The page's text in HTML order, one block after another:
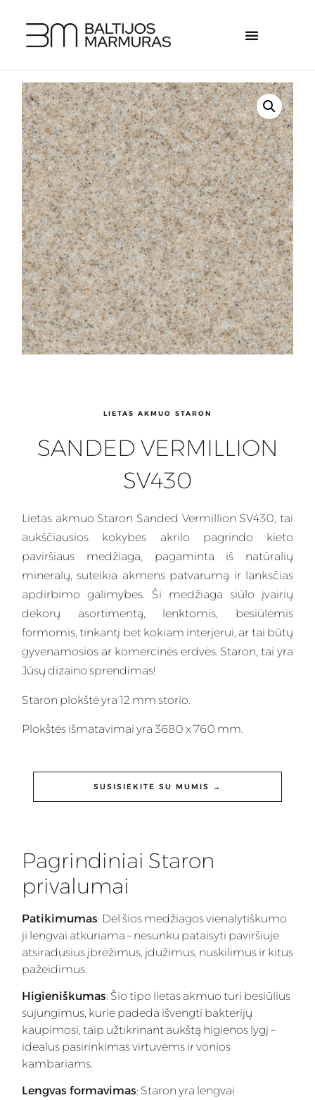
LIETAS AKMUO STARON
SANDED VERMILLION
SV430
Lietas akmuo Staron Sanded Vermillion SV430, tai
aukščiausios kokybės akrilo pagrindo kieto
paviršiaus medžiaga, pagaminta iš natūralių
mineralų, suteikia akmens patvarumą ir lanksčias
apdirbimo galimybes. Ši medžiaga siūlo įvairių
dekorų asortimentą, lenktomis, besiūlėmis
formomis, tinkantį bet kokiam interjerui, ar tai būtų
gyvenamosios ar komercinės erdvės. Staron, tai yra
Jūsų dizaino sprendimas!
Staron plokštė yra 12 mm storio.
Plokštės išmatavimai yra 3680 x 760 mm.
SUSISIEKITE SU MUMIS →
Pagrindiniai Staron
privalumai
Patikimumas: Dėl šios medžiagos vienalytiškumo
ji lengvai atkuriama – nesunku pataisyti paviršiuje
atsiradusius įbrėžimus, įdužimus, nuskilimus ir kitus
pažeidimus.
Higieniškumas: Šio tipo lietas akmuo turi besiūlius
sujungimus, kurie padeda išvengti bakterijų
kaupimosi, taip užtikrinant aukštą higienos lygį –
idealus pasirinkimas virtuvėms ir vonios
kambariams.
Lengvas formavimas: Staron yra lengvai